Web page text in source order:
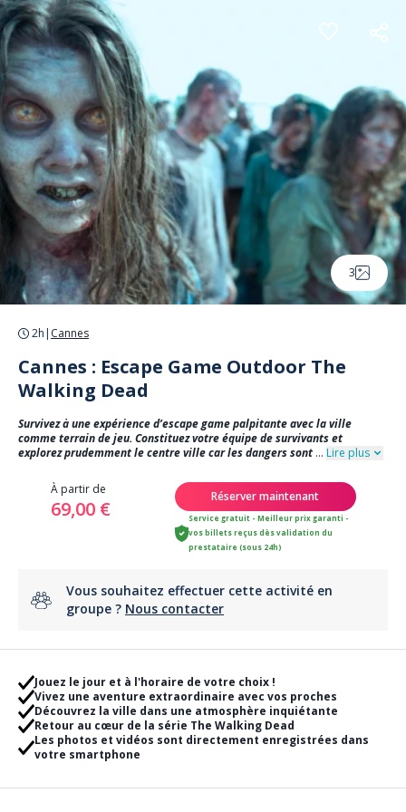
Panneau de gestion des cookies
3
2h | Cannes
Cannes : Escape Game Outdoor The
Walking Dead
Survivez à une expérience d’escape game palpitante avec la ville
comme terrain de jeu. Constituez votre équipe de survivants et
explorez prudemment le centre ville car les dangers sont ... Lire plus
À partir de
69,00 €
Réserver maintenant
Service gratuit - Meilleur prix garanti -
vos billets reçus dès validation du
prestataire (sous 24h)
Vous souhaitez effectuer cette activité en
groupe ? Nous contacter
Jouez le jour et à l'horaire de votre choix !
Vivez une aventure extraordinaire avec vos proches
Découvrez la ville dans une atmosphère inquiétante
Retour au cœur de la série The Walking Dead
Les photos et vidéos sont directement enregistrées dans
votre smartphone